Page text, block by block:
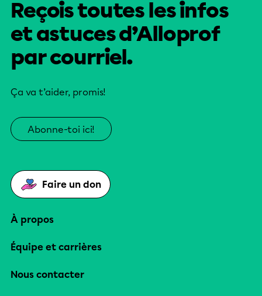
Reçois toutes les infos
et astuces d’Alloprof
par courriel.
Ça va t’aider, promis!
Abonne-toi ici!
Faire un don
À propos
Équipe et carrières
Nous contacter